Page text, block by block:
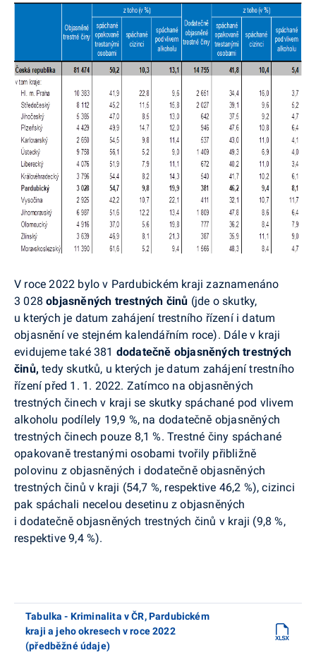
V roce 2022 bylo v Pardubickém kraji zaznamenáno
3 028objasněných trestných činů (jde o skutky,
u kterých je datum zahájení trestního řízení i datum
objasnění ve stejném kalendářním roce). Dále v kraji
evidujeme také 381 dodatečně objasněných trestných
činů,tedy skutků, u kterých je datum zahájení trestního
řízení před 1. 1. 2022. Zatímco na objasněných
trestných činech v kraji se skutky spáchané pod vlivem
alkoholu podílely 19,9 %, na dodatečně objasněných
trestných činech pouze 8,1 %. Trestné činy spáchané
opakovaně trestanými osobami tvořily přibližně
polovinu z objasněných i dodatečně objasněných
trestných činů v kraji (54,7 %, respektive 46,2 %), cizinci
pak spáchali necelou desetinu z objasněných
i dodatečně objasněných trestných činů v kraji (9,8 %,
respektive 9,4 %).
Tabulka - Kriminalita v ČR, Pardubickém
kraji a jeho okresech v roce 2022
(předběžné údaje)